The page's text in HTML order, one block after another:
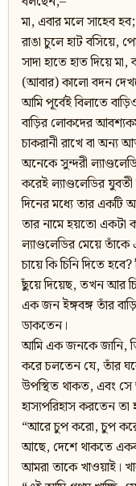
মা, এবার মলে সাহেব হব;
রাঙা চুলে হাট বসিয়ে,
সাদা হাতে হাত দিয়ে মা,
(আবার) কালো বদন
আমি পূর্বেই বিলাতে
বাড়ির লোকদের
চাকরানী রাখে বা অন্য
অনেকে সুন্দরী
করেই ল্যাণ্ডলেডির
দিনের মধ্যে তার
তার নামে হয়তো একটা
ল্যাণ্ডলেডির মেয়ে
চায়ে কি চিনি দিতে
ছুঁয়ে দিয়েছ, তখন আর
এক জন ইঙ্গবঙ্গ তাঁর
ডাকতেন।
আমি এক জনকে জানি,
করে চলতেন যে, তাঁর
উপস্থিত থাকত, এবং সে
হাস্যপরিহাস করতেন
“আরে চুপ করো, চুপ
আছে, দেশে থাকতে
আমরা তাকে খাওয়াই।